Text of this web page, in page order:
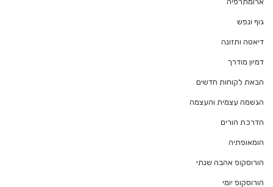
גוף ונפש
דיאטה ותזונה
דמיון מודרך
הבאת לקוחות חדשים
הגשמה עצמית והעצמה
הדרכת הורים
הומאופתיה
הורוסקופ אהבה שנתי
הורוסקופ יומי